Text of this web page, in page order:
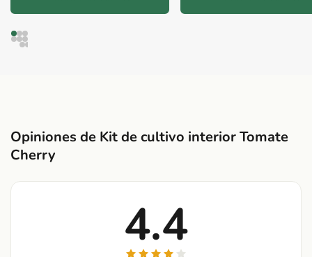
Opiniones de Kit de cultivo interior Tomate
Cherry
4.4